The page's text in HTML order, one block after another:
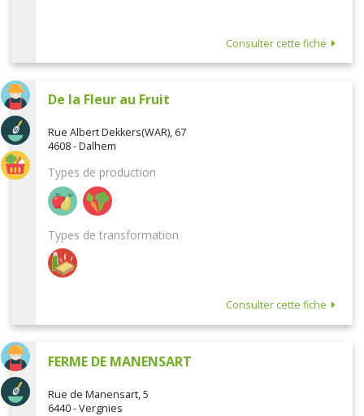
Consulter cette fiche
De la Fleur au Fruit
Rue Albert Dekkers(WAR), 67
4608 - Dalhem
Types de production
Types de transformation
Consulter cette fiche
FERME DE MANENSART
Rue de Manensart, 5
6440 - Vergnies